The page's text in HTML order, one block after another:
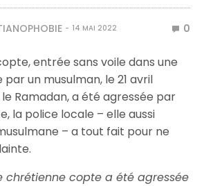
14 MAI 2022 0
entrée sans voile dans une
un musulman, le 21 avril
Ramadan, a été agressée par
la police locale – elle aussi
– a tout fait pour ne
chrétienne copte a été agressée